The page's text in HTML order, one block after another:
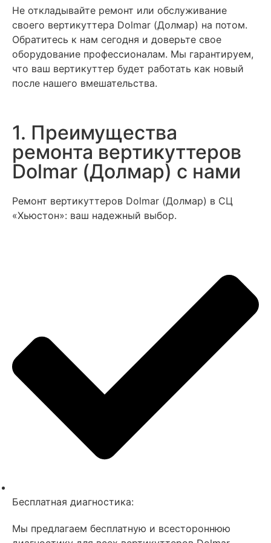
Не откладывайте ремонт или обслуживание
своего вертикуттера Dolmar (Долмар) на потом.
Обратитесь к нам сегодня и доверьте свое
оборудование профессионалам. Мы гарантируем,
что ваш вертикуттер будет работать как новый
после нашего вмешательства.
1. Преимущества
ремонта вертикуттеров
Dolmar (Долмар) с нами
Ремонт вертикуттеров Dolmar (Долмар) в СЦ
«Хьюстон»: ваш надежный выбор.
Бесплатная диагностика:
Мы предлагаем бесплатную и всестороннюю